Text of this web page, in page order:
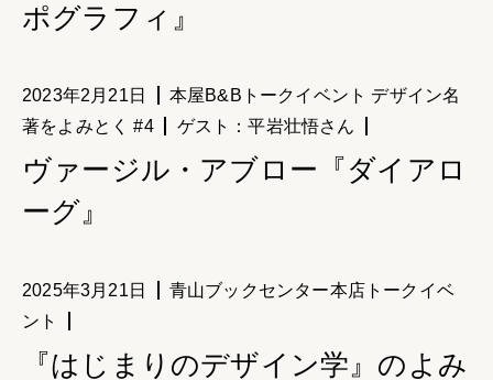
ポグラフィ』
2023年2月21日
本屋B&Bトークイベント デザイン名
著をよみとく #4
ゲスト：平岩壮悟さん
ヴァージル・アブロー『ダイアロ
ーグ』
2025年3月21日
青山ブックセンター本店トークイベ
ント
『はじまりのデザイン学』のよみ